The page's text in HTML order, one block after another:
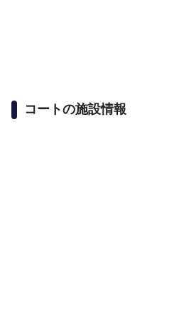
コートの施設情報